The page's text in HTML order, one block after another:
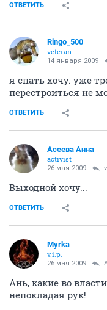
ОТВЕТИТЬ
Ringo_500
veteran
14 января 2009
я спать хочу. уже
перестроиться не
ОТВЕТИТЬ
Асеева Анна
activist
26 мая 2009
Выходной хочу...
ОТВЕТИТЬ
Myrka
v.i.p.
26 мая 2009
Ань, какие во
непокладая рук!